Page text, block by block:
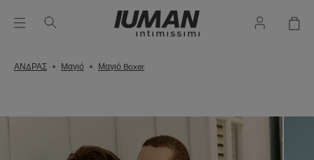
ΑΝΔΡΑΣ Μαγιό Μαγιό Boxer